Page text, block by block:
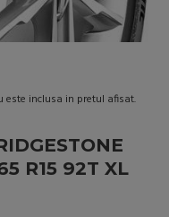
este inclusa in pretul afisat.
R15 92T XL